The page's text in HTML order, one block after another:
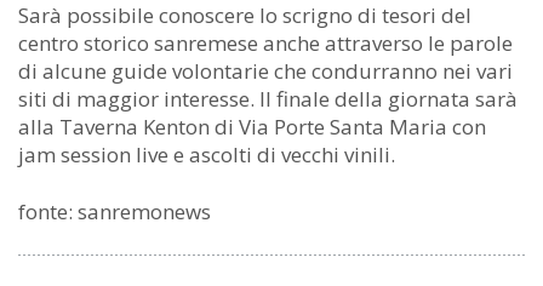
Sarà possibile conoscere lo scrigno di tesori del
centro storico sanremese anche attraverso le parole
di alcune guide volontarie che condurranno nei vari
siti di maggior interesse. Il finale della giornata sarà
alla Taverna Kenton di Via Porte Santa Maria con
jam session live e ascolti di vecchi vinili.
fonte: sanremonews